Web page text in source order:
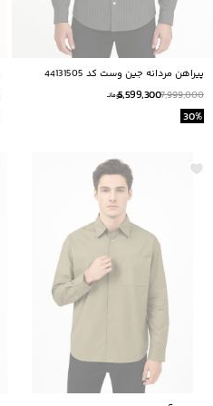
پيراهن مردانه جين وست كد 44131505
7,999,000
5,599,300تومانــ
30%